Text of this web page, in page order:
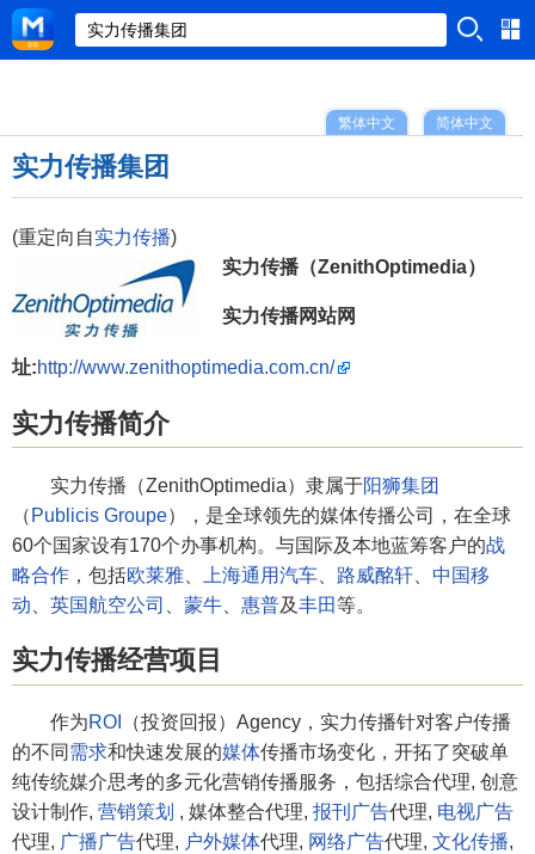
简体中文
繁体中文
实力传播集团
(重定向自实力传播)
实力传播（ZenithOptimedia）
实力传播网站网
址:http://www.zenithoptimedia.com.cn/
实力传播简介
实力传播（ZenithOptimedia）隶属于阳狮集团
（ Publicis Groupe），是全球领先的媒体传播公司，在全球
60个国家设有170个办事机构。与国际及本地蓝筹客户的战
略合作 ，包括欧莱雅 上海通用汽车 路威酩轩
中国移
动
英国航空公司 蒙牛 惠普及丰田等。
实力传播经营项目
作为ROI
（投资回报）Agency，实力传播针对客户传播
的不同 需求和快速发展的媒体传播市场变化，开拓了突破单
纯传统媒介思考的多元化营销传播服务，包括综合代理, 创意
设计制作, 营销策划 , 媒体整合代理, 报刊广告代理, 电视广告
代理, 广播广告代理, 户外媒体代理, 网络广告代理, 文化传播,